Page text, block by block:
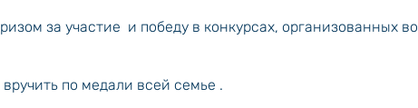
за участие и победу в конкурсах, организованных во
по медали всей семье .